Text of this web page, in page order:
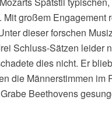
Mit großem
dieser forschen
Schluss-Sätzen leider
dies nicht. Er
die Männerstimmen im
Beethovens